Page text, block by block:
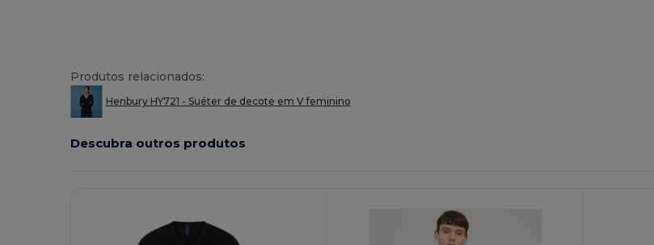
Produtos relacionados:
Henbury HY721 - Suéter de decote em V feminino
Descubra outros produtos